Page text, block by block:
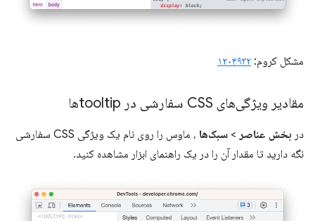
مشکل کروم: ۱۲۰۴۹۳۲
مقادیر ویژگی‌های CSS سفارشی در tooltipها
در بخش عناصر > سبک‌ها
، ماوس را روی نام یک ویژگی CSS سفارشی
نگه دارید تا مقدار آن را در یک راهنمای ابزار مشاهده کنید.